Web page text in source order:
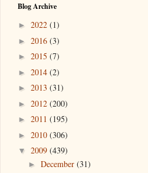
Blog Archive
► 2022 (1)
► 2016 (3)
► 2015 (7)
► 2014 (2)
► 2013 (31)
► 2012 (200)
► 2011 (195)
► 2010 (306)
▼ 2009 (439)
► December (31)